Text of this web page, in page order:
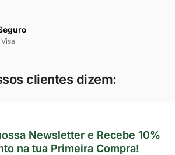
clientes dizem:
Newsletter e Recebe 10%
na tua Primeira Compra!